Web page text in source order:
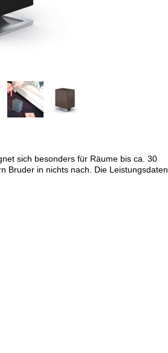
sich besonders für Räume bis ca. 30
Bruder in nichts nach. Die Leistungsdaten